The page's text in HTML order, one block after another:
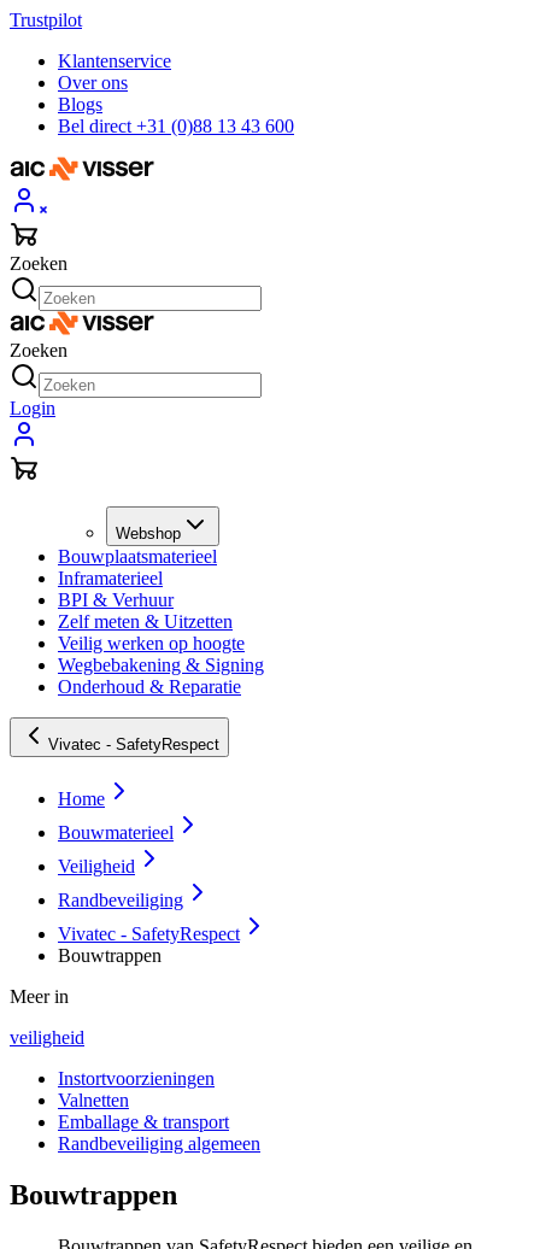
Trustpilot
Klantenservice
Over ons
Blogs
Bel direct +31 (0)88 13 43 600
Zoeken
Zoeken
Login
Webshop
Bouwplaatsmaterieel
Inframaterieel
BPI & Verhuur
Zelf meten & Uitzetten
Veilig werken op hoogte
Wegbebakening & Signing
Onderhoud & Reparatie
Vivatec - SafetyRespect
Home
Bouwmaterieel
Veiligheid
Randbeveiliging
Vivatec - SafetyRespect
Bouwtrappen
Meer in
veiligheid
Instortvoorzieningen
Valnetten
Emballage & transport
Randbeveiliging algemeen
Bouwtrappen